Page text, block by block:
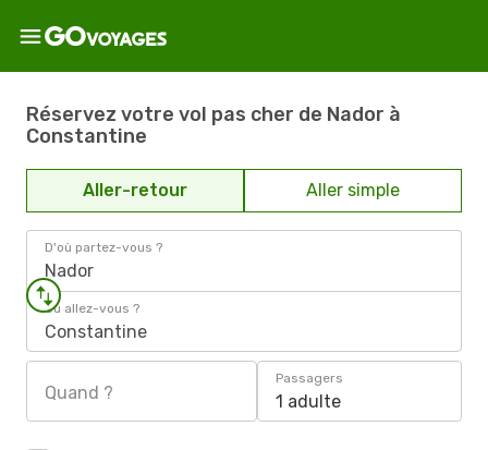
Réservez votre vol pas cher de Nador à
Constantine
Aller-retour Aller simple
D'où partez-vous ?
Nador
Où allez-vous ?
Constantine
Quand ?
Passagers
1 adulte